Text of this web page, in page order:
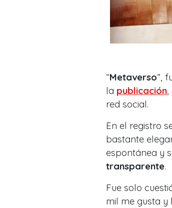
“Metaverso”,
la publicación
red social.
En el registro
bastante
espontánea y
transparente.
Fue solo
mil me gusta y